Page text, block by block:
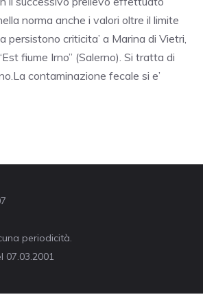
norma anche i valori oltre il limite
persistono criticita’ a Marina di Vietri,
fiume Irno” (Salerno). Si tratta di
contaminazione fecale si e’
periodicità.